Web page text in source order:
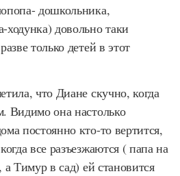
дошкольника,
довольно таки
только детей в этот
что Диане скучно, когда
Видимо она настолько
постоянно кто-то вертится,
все разъезжаются ( папа на
Тимур в сад) ей становится